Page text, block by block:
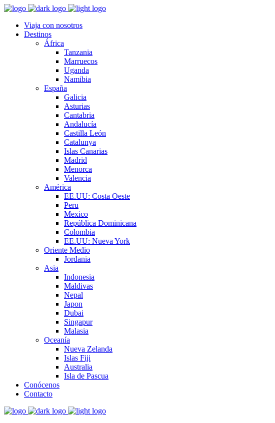
Viaja con nosotros
Destinos
África
Tanzania
Marruecos
Uganda
Namibia
España
Galicia
Asturias
Cantabria
Andalucía
Castilla León
Catalunya
Islas Canarias
Madrid
Menorca
Valencia
América
EE.UU: Costa Oeste
Peru
Mexico
República Dominicana
Colombia
EE.UU: Nueva York
Oriente Medio
Jordania
Asia
Indonesia
Maldivas
Nepal
Japon
Dubai
Singapur
Malasia
Oceanía
Nueva Zelanda
Islas Fiji
Australia
Isla de Pascua
Conócenos
Contacto